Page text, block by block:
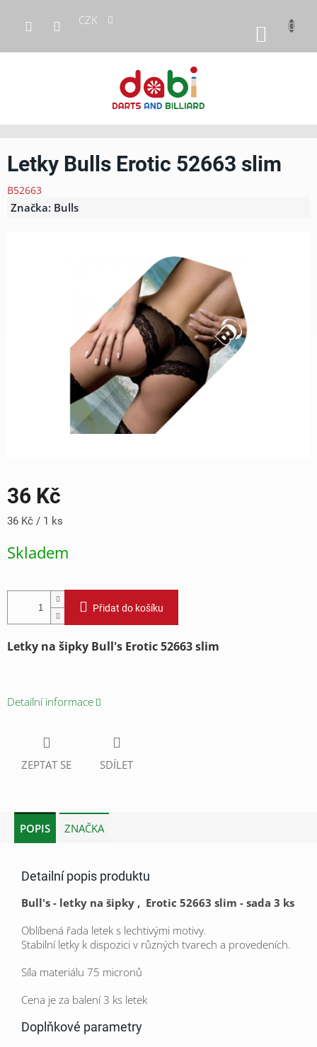
obsah
CZK
KOŠÍK
Letky Bulls Erotic 52663 slim
B52663
Značka: Bulls
36 Kč
Měrná
36 Kč / 1 ks
Skladem
Přidat do košíku
Letky na šipky Bull's Erotic 52663 slim
Detailní informace
ZEPTAT SE SDÍLET
POPIS ZNAČKA
Detailní popis produktu
Bull's - letky na šipky , Erotic 52663 slim - sada 3 ks
Oblíbená řada letek s lechtivými motivy.
Stabilní letky k dispozici v různých tvarech a provedeních.
Síla materiálu 75 micronů
Cena je za balení 3 ks letek
Doplňkové parametry